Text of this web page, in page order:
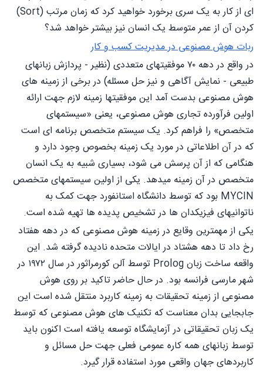
ای از کار به یک سری برخورد خواهید کرد که زمان مرتب (Sort)
کردن آن از عمر متوسط یک انسان نیز بیشتر خواهد شد؟
ربات هوش مصنوعی در مدیریت کسب و کار
در واقع در دهه ۷۰ موفقیتهای متعددی (نظیر - پردازش زبانهای
طبیعی - نمایش آگاهی و نیز حل مسئله) در برخی از زمینه های
هوش مصنوعی بدست آمد این موفقیتها زمینه لازم جهت ارائه
اولین فرآورده تجاری هوش مصنوعی، یعنی «سیستمهای
متخصص» را فراهم کرد. یک سیستم متخصص برنامه ای است
که در آن اطلاعاتی در مورد یک زمینه بخصوص وجود دارد و
هنگامی که از آن پرسش می شود، بسیاری شبیه به یک انسان
متخصص در آن زمینه میدهد. یکی از اولین سیستمهای متخصص
MYCIN بود که توسط دانشگاه استانفورد جهت کمک به
ناتوانیهای فیزیکدان ها در تشخیص پدیده ها تهیه شده است.
یکی از مهمترین وقایع در زمینه هوش مصنوعی که در دهه هفتاد
رخ داد تا دهه هشتاد در ایالات متحده نادیده گرفته شد. این
واقعه ساخت زبان Prolog توسط آلن کورمراثور در سال ۱۹۷۲ در
شهر مارسی فرانسه بود. در حال حاضر تاکید بر روی هوش
مصنوعی از زمینه تحقیقات به زمینه کاربرد منتقل شده است این
جابجایی بدان معناست که تکنیک های هوش مصنوعی که توسط
یک زبان تحقیقاتی در آزمایشگاه توسعه یافته است اکنون باید
توسط زبانهای همه کاره عمومی فعلی جهت حل مسائل و
کاربردهای جهان واقعی مورد استفاده قرار گیرد.